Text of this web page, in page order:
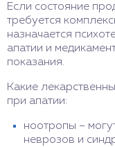
Если состояние
требуется
назначается
апатии и
показания.
Какие
при апатии:
ноотропы –
неврозов и